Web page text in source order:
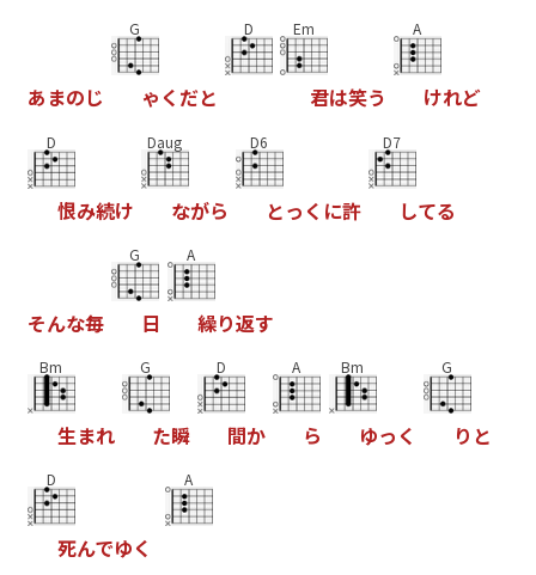
あ まのじ
G
ゃ く だと
D Em
君は笑う
A
けれど
D
恨み続け
Daug
ながら
D6
とっ く に許
D7
してる
そんな毎
G
日
A
繰り返す
Bm
生まれ
G
た瞬
D
間か
A
ら
Bm
ゆっ く
G
り と
D
死んでゆく
A